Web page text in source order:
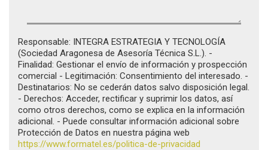
Responsable: INTEGRA ESTRATEGIA Y TECNOLOGÍA
(Sociedad Aragonesa de Asesoría Técnica S.L.). -
Finalidad: Gestionar el envío de información y prospección
comercial - Legitimación: Consentimiento del interesado. -
Destinatarios: No se cederán datos salvo disposición legal.
- Derechos: Acceder, rectificar y suprimir los datos, así
como otros derechos, como se explica en la información
adicional. - Puede consultar información adicional sobre
Protección de Datos en nuestra página web
https://www.formatel.es/politica-de-privacidad